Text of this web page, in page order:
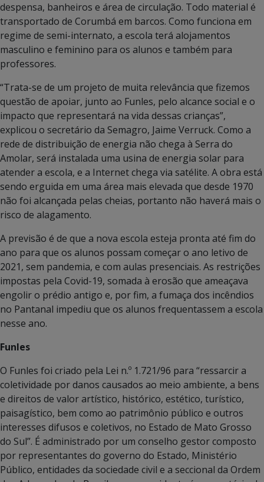
despensa, banheiros e área de circulação. Todo material é
transportado de Corumbá em barcos. Como funciona em
regime de semi-internato, a escola terá alojamentos
masculino e feminino para os alunos e também para
professores.
“Trata-se de um projeto de muita relevância que fizemos
questão de apoiar, junto ao Funles, pelo alcance social e o
impacto que representará na vida dessas crianças”,
explicou o secretário da Semagro, Jaime Verruck. Como a
rede de distribuição de energia não chega à Serra do
Amolar, será instalada uma usina de energia solar para
atender a escola, e a Internet chega via satélite. A obra está
sendo erguida em uma área mais elevada que desde 1970
não foi alcançada pelas cheias, portanto não haverá mais o
risco de alagamento.
A previsão é de que a nova escola esteja pronta até fim do
ano para que os alunos possam começar o ano letivo de
2021, sem pandemia, e com aulas presenciais. As restrições
impostas pela Covid-19, somada à erosão que ameaçava
engolir o prédio antigo e, por fim, a fumaça dos incêndios
no Pantanal impediu que os alunos frequentassem a escola
nesse ano.
Funles
O Funles foi criado pela Lei n.º 1.721/96 para “ressarcir a
coletividade por danos causados ao meio ambiente, a bens
e direitos de valor artístico, histórico, estético, turístico,
paisagístico, bem como ao patrimônio público e outros
interesses difusos e coletivos, no Estado de Mato Grosso
do Sul”. É administrado por um conselho gestor composto
por representantes do governo do Estado, Ministério
Público, entidades da sociedade civil e a seccional da Ordem